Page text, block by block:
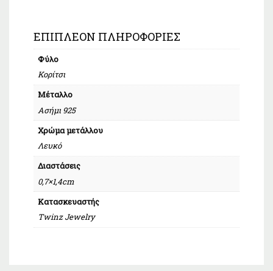
ΕΠΙΠΛΈΟΝ ΠΛΗΡΟΦΟΡΊΕΣ
Φύλο
Κορίτσι
Μέταλλο
Ασήμι 925
Χρώμα μετάλλου
Λευκό
Διαστάσεις
0,7×1,4cm
Κατασκευαστής
Twinz Jewelry